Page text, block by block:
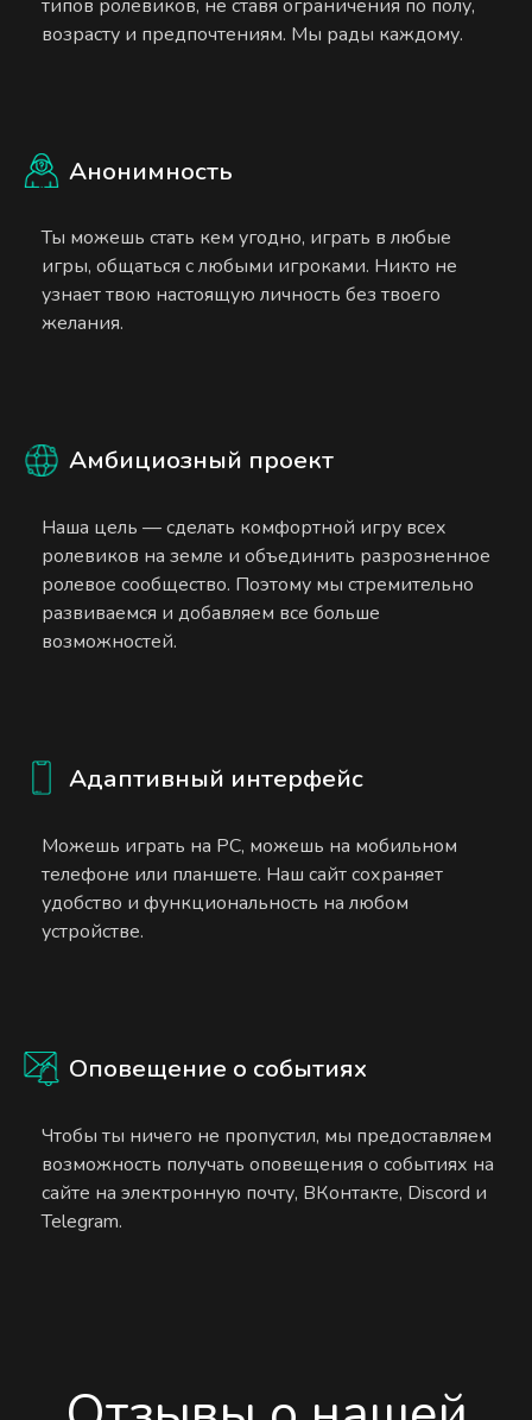
типов ролевиков, не ставя ограничения по полу,
возрасту и предпочтениям. Мы рады каждому.
Анонимность
Ты можешь стать кем угодно, играть в любые
игры, общаться с любыми игроками. Никто не
узнает твою настоящую личность без твоего
желания.
Амбициозный проект
Наша цель — сделать комфортной игру всех
ролевиков на земле и объединить разрозненное
ролевое сообщество. Поэтому мы стремительно
развиваемся и добавляем все больше
возможностей.
Адаптивный интерфейс
Можешь играть на PC, можешь на мобильном
телефоне или планшете. Наш сайт сохраняет
удобство и функциональность на любом
устройстве.
Оповещение о событиях
Чтобы ты ничего не пропустил, мы предоставляем
возможность получать оповещения о событиях на
сайте на электронную почту, ВКонтакте, Discord и
Telegram.